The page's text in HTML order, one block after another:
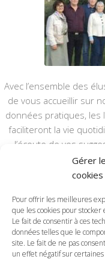
Gérer
cookies
Pour offrir les meilleures
que les cookies pour
Le fait de consentir à ces
données telles que le
site. Le fait de ne pas
un effet négatif sur
Avec l’ensemble des
de vous accueillir sur
données pratiques, les
faciliteront la vie
l’écoute de vos
Ce type de
annuel, nous le ferons
Bonne